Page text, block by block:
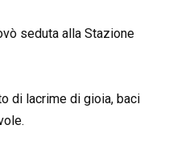
seduta alla Stazione
di lacrime di gioia, baci